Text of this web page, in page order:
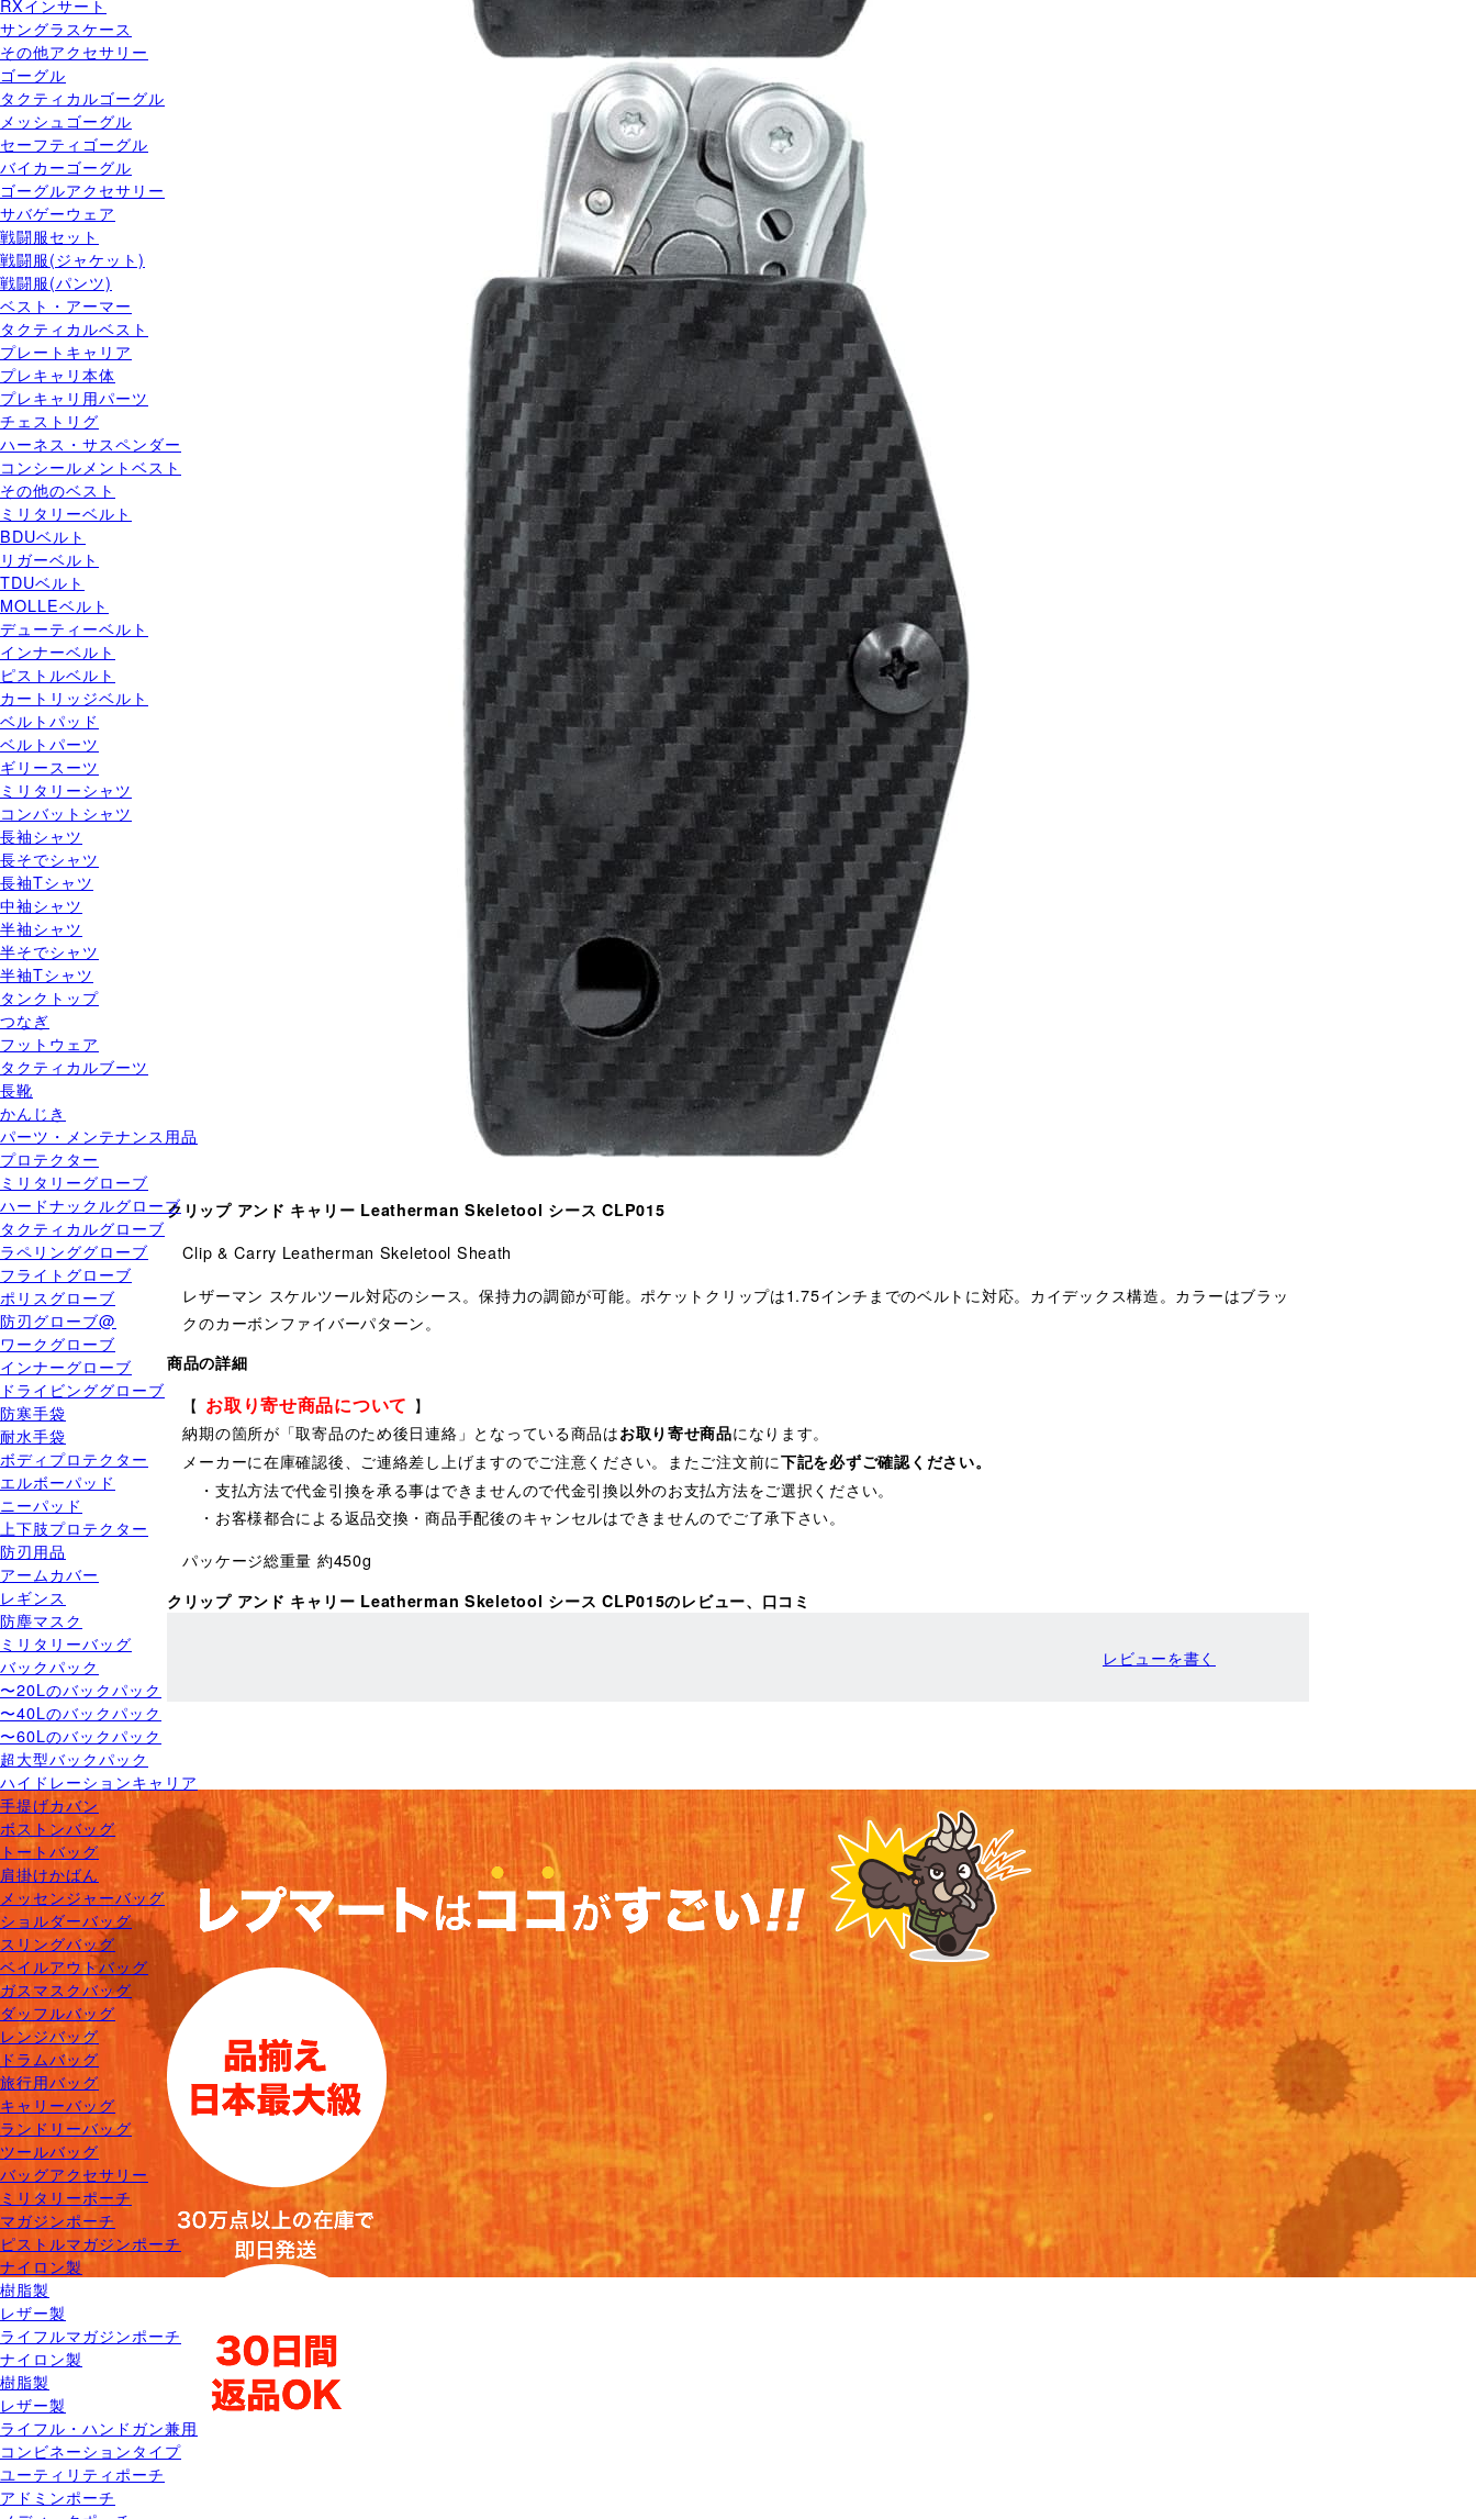
RXインサート
サングラスケース
その他アクセサリー
ゴーグル
タクティカルゴーグル
メッシュゴーグル
セーフティゴーグル
バイカーゴーグル
ゴーグルアクセサリー
サバゲーウェア
戦闘服セット
戦闘服(ジャケット)
戦闘服(パンツ)
ベスト・アーマー
タクティカルベスト
プレートキャリア
プレキャリ本体
プレキャリ用パーツ
チェストリグ
ハーネス・サスペンダー
コンシールメントベスト
その他のベスト
ミリタリーベルト
BDUベルト
リガーベルト
TDUベルト
MOLLEベルト
デューティーベルト
インナーベルト
ピストルベルト
カートリッジベルト
ベルトパッド
ベルトパーツ
ギリースーツ
ミリタリーシャツ
コンバットシャツ
長袖シャツ
長そでシャツ
長袖Tシャツ
中袖シャツ
半袖シャツ
半そでシャツ
半袖Tシャツ
タンクトップ
つなぎ
フットウェア
タクティカルブーツ
長靴
かんじき
パーツ・メンテナンス用品
プロテクター
ミリタリーグローブ
ハードナックルグローブ
タクティカルグローブ
ラペリンググローブ
フライトグローブ
ポリスグローブ
防刃グローブ@
ワークグローブ
インナーグローブ
ドライビンググローブ
防寒手袋
耐水手袋
ボディプロテクター
エルボーパッド
ニーパッド
上下肢プロテクター
防刃用品
アームカバー
レギンス
防塵マスク
ミリタリーバッグ
バックパック
〜20Lのバックパック
〜40Lのバックパック
〜60Lのバックパック
超大型バックパック
ハイドレーションキャリア
手提げカバン
ボストンバッグ
トートバッグ
肩掛けかばん
メッセンジャーバッグ
ショルダーバッグ
スリングバッグ
ベイルアウトバッグ
ガスマスクバッグ
ダッフルバッグ
レンジバッグ
ドラムバッグ
旅行用バッグ
キャリーバッグ
ランドリーバッグ
ツールバッグ
バッグアクセサリー
ミリタリーポーチ
マガジンポーチ
ピストルマガジンポーチ
ナイロン製
樹脂製
レザー製
ライフルマガジンポーチ
ナイロン製
樹脂製
レザー製
ライフル・ハンドガン兼用
コンビネーションタイプ
ユーティリティポーチ
アドミンポーチ
クリップ アンド キャリー Leatherman Skeletool シース CLP015
Clip & Carry Leatherman Skeletool Sheath
レザーマン スケルツール対応のシース。保持力の調節が可能。ポケットクリップは1.75インチまでのベルトに対応。カイデックス構造。カラーはブラッ
クのカーボンファイバーパターン。
商品の詳細
【 お取り寄せ商品について 】
納期の箇所が「取寄品のため後日連絡」となっている商品はお取り寄せ商品になります。
メーカーに在庫確認後、ご連絡差し上げますのでご注意ください。またご注文前に下記を必ずご確認ください。
・支払方法で代金引換を承る事はできませんので代金引換以外のお支払方法をご選択ください。
・お客様都合による返品交換・商品手配後のキャンセルはできませんのでご了承下さい。
パッケージ総重量 約450g
クリップ アンド キャリー Leatherman Skeletool シース CLP015のレビュー、口コミ
レビューを書く